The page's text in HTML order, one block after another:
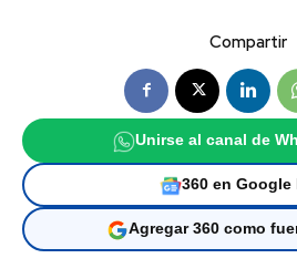
Compartir
Unirse al canal de
360 en Google
Agregar 360 como